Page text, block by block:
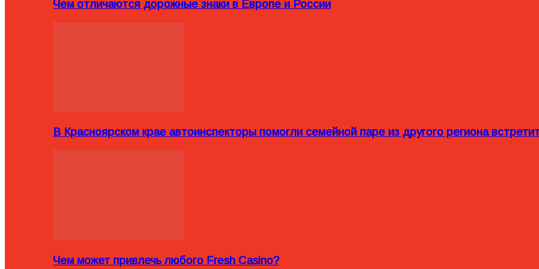
Чем отличаются дорожные знаки в Европе и России
В Красноярском крае автоинспекторы помогли семейной паре из другого региона
Чем может привлечь любого Fresh Casino?